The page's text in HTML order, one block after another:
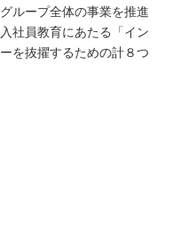
ループ全体の事業を推進
社員教育にあたる「イン
を抜擢するための計８つ